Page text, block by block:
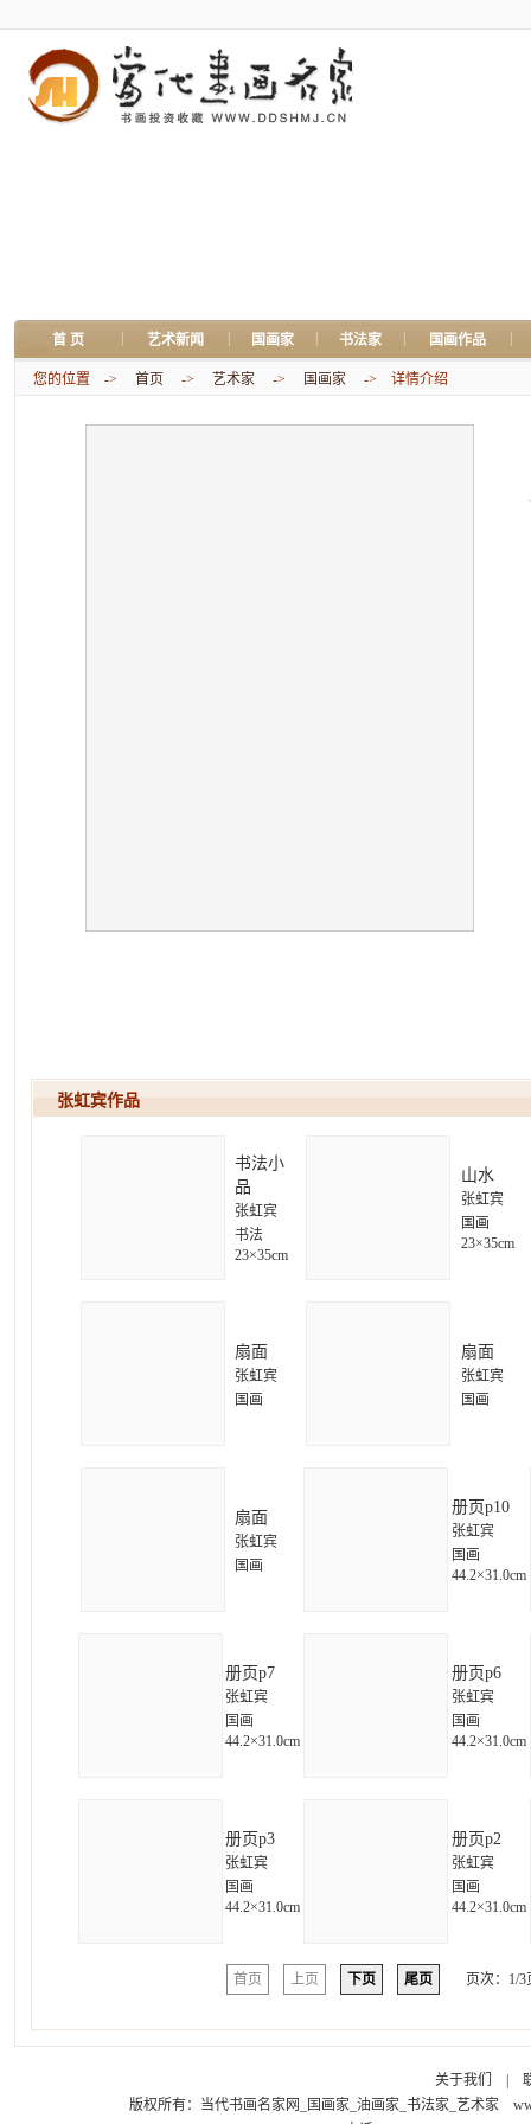
首 页 艺术新闻 国画家 书法家 国画作品
您的位置 -> 首页 -> 艺术家 -> 国画家 -> 详情介绍
张虹宾作
书法小
品
张虹宾
书法
23×35cm
山水
张虹宾
国画
23×35cm
扇面
张虹宾
国画
扇面
张虹宾
国画
扇面
张虹宾
国画
册页p10
张虹宾
国画
44.2×31.0cm
册页p7
张虹宾
国画
44.2×31.0cm
册页p6
张虹宾
国画
44.2×31.0cm
册页p3
张虹宾
国画
44.2×31.0cm
册页p2
张虹宾
国画
44.2×31.0cm
首页 上页 下页 尾页 页次：1/3
关于我们
版权所有： 当代书画名家网_国画家_油画家_书法家_艺术家